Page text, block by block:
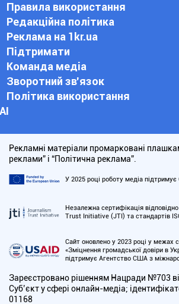
Правила використання
Редакційна політика
Реклама на 1kr.ua
Підтримати
Команда медіа
Зворотний зв'язок
Політика використання
АІ
Рекламні матеріали промарковані
реклами” і “Політична реклама”.
У 2025 році роботу медіа
Незалежна сертифікація
Trust Initiative (JTI) та стандартів
Сайт оновлено у 2023 році у межах
«Зміцнення громадської довіри в
підтримує Агентство США з
Зареєстровано рішенням Нацради №703
Cуб’єкт у сфері онлайн-медіа;
01168